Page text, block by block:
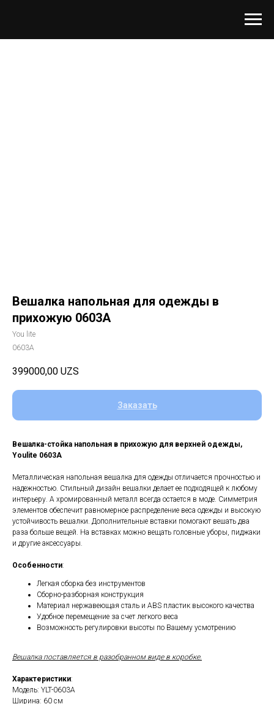
Вешалка напольная для одежды в
прихожую 0603A
You lite
0603A
399000,00 UZS
Заказать
Вешалка-стойка напольная в прихожую для верхней одежды,
Youlite 0603A
Металлическая напольная вешалка для одежды отличается прочностью и
надежностью. Стильный дизайн вешалки делает ее подходящей к любому
интерьеру. А хромированный металл всегда остается в моде. Симметрия
элементов обеспечит равномерное распределение веса одежды и высокую
устойчивость вешалки. Дополнительные вставки помогают вешать два
раза больше вещей. На вставках можно вещать головные уборы, пиджаки
и другие аксессуары.
Особенности:
Легкая сборка без инструментов
Сборно-разборная конструкция
Материал нержавеющая сталь и ABS пластик высокого качества
Удобное перемещение за счет легкого веса
Возможность регулировки высоты по Вашему усмотрению
Вешалка поставляется в разобранном виде в коробке.
Характеристики:
Модель: YLT-0603A
Ширина: 60 см